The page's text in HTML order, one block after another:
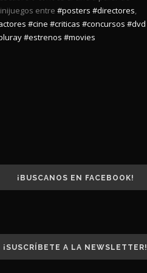
entre #posters #directores,
#cine #criticas #concursos #dvd
#estrenos #movies
¡BUSCANOS EN FACEBOOK!
¡SUSCRÍBETE A LA NEWSLETTER!